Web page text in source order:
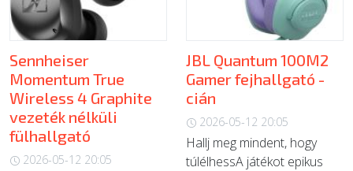
Sennheiser
Momentum True
Wireless 4 Graphite
vezeték nélküli
fülhallgató
2026-05-12 20:05
JBL Quantum 100M2
Gamer fejhallgató -
cián
2026-05-12 20:05
Hallj meg mindent, hogy
túlélhessA játékot epikus